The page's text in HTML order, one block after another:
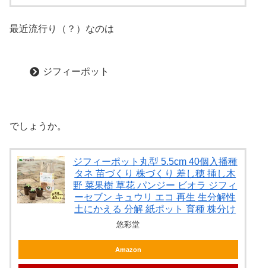
最近流行り（？）なのは
ジフィーポット
でしょうか。
ジフィーポット丸型 5.5cm 40個入播種
タネ 苗づくり 株づくり 差し穂 挿し木
野 菜果樹 草花 パンジー ビオラ ジフィ
ーセブン キュウリ エコ 再生 生分解性
土にかえる 分解 紙ポット 育種 株分け
悠彩堂
Amazon